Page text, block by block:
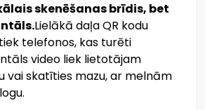
skenēšanas brīdis, bet
Lielākā daļa QR kodu
telefonos, kas turēti
video liek lietotājam
vai skatīties mazu, ar melnām